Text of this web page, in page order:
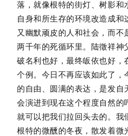
的
視
和
思
考
落，就像根特的街灯、树影和
自身和所生存的环境改造成和
又幽默顽皮的人和社会，而不
两千年的死循环里。陆徵祥神
破名利也好，最终皈依也好，
个例。今日不再应该如此了，
的自由、圆满的表达，是发自
会演进到现在这个程度自然的
就可以把我们拉回头去的。我
根特的微醺的冬夜，散发着微